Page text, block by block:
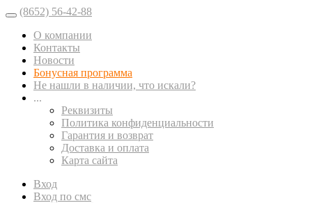
(8652) 56-42-88
О компании
Контакты
Новости
Бонусная программа
Не нашли в наличии, что искали?
...
Реквизиты
Политика конфиденциальности
Гарантия и возврат
Доставка и оплата
Карта сайта
Вход
Вход по смс